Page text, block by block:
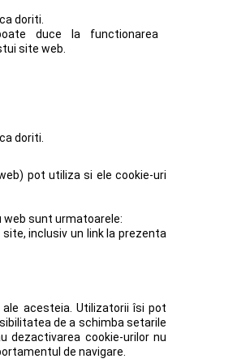
doriti.
duce la functionarea
site web.
doriti.
pot utiliza si ele cookie-uri
web sunt urmatoarele:
inclusiv un link la prezenta
acesteia. Utilizatorii îsi pot
de a schimba setarile
dezactivarea cookie-urilor nu
de navigare.